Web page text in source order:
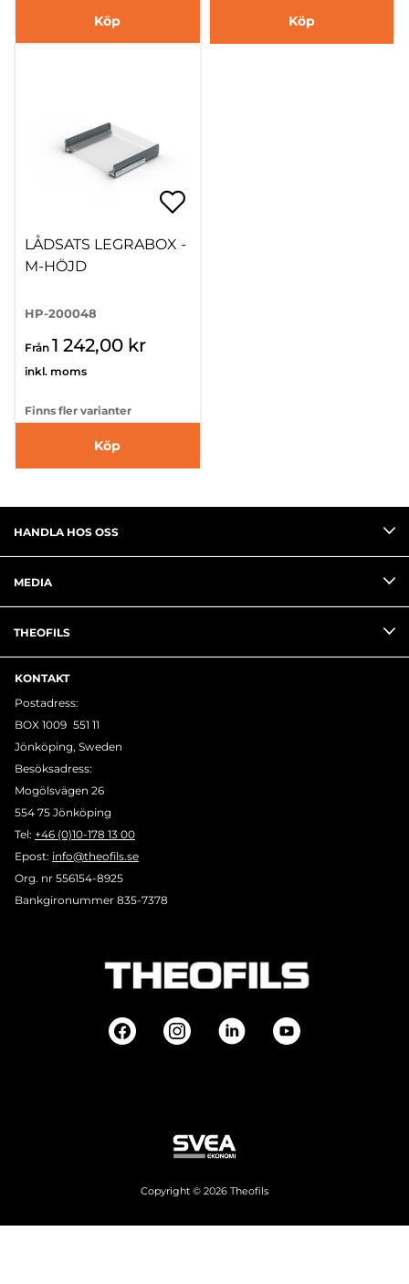
Köp Köp
LÅDSATS LEGRABOX -
M-HÖJD
HP-200048
Från 1 242,00 kr
inkl. moms
Finns fler varianter
Köp
HANDLA HOS OSS
MEDIA
THEOFILS
KONTAKT
Postadress:
BOX 1009 551 11
Jönköping, Sweden
Besöksadress:
Mogölsvägen 26
554 75 Jönköping
Tel: +46 (0)10-178 13 00
Epost: info@theofils.se
Org. nr 556154-8925
Bankgironummer 835-7378
Copyright © 2026 Theofils